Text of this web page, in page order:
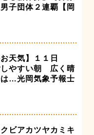
子団体２連覇【岡
天気】１１日
しやすい朝 広く晴
…光岡気象予報士
ビアカツヤカミキ